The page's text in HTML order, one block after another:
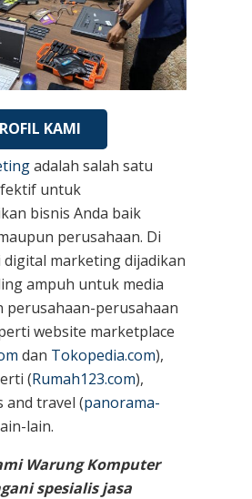
KAMI
adalah salah satu
untuk
bisnis Anda baik
perusahaan. Di
digital marketing dijadikan
ampuh untuk media
perusahaan-perusahaan
website marketplace
dan Tokopedia.com),
(Rumah123.com),
and travel (panorama-
lain.
Warung Komputer
spesialis jasa